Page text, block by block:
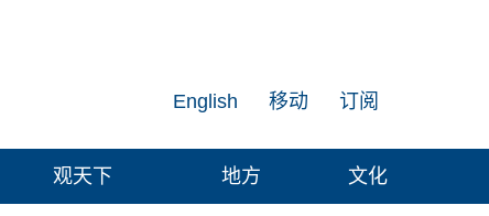
订阅
移动
English
观天下 地方 文化